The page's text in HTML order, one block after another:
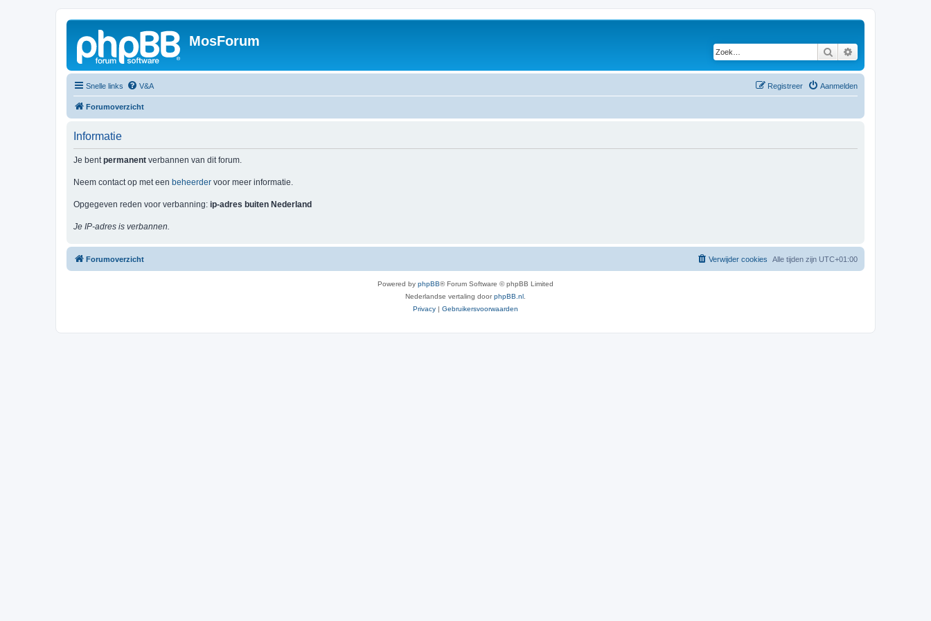
MosForum
Zoek
Snelle links V&A Aanmelden
Registreer
Forumoverzicht
Informatie
Je bentpermanent verbannen van dit forum.
Neem contact op met een beheerder voor meer informatie.
Opgegeven reden voor verbanning: ip-adres buiten Nederland
Je IP-adres is verbannen.
Forumoverzicht Alle tijden zijn UTC+01:00
Verwijder cookies
Powered by phpBB® Forum Software © phpBB Limited
Nederlandse vertaling doorphpBB.nl
Privacy | Gebruikersvoorwaarden